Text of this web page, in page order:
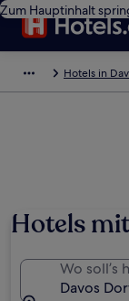
Zum Hauptinhalt
Hotels in
Hotels
Wo soll’s
Davos